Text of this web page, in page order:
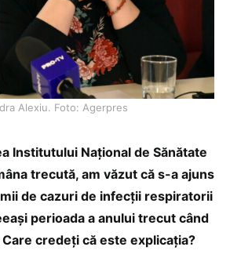
Alexiu. Foto: Agerpres
Institutului Național de Sănătate
trecută, am văzut că s-a ajuns
de cazuri de infecții respiratorii
perioada a anului trecut când
credeți că este explicația?